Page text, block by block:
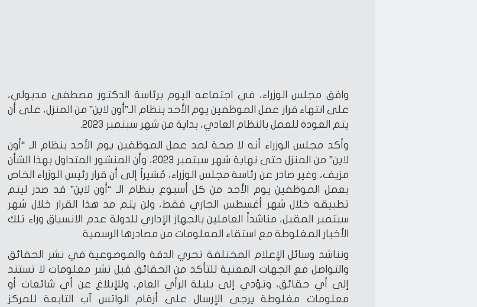
وافق مجلس الوزراء، في اجتماعه اليوم برئاسة الدكتور مصطفى مدبولي،
على انتهاء قرار عمل الموظفين يوم الأحد بنظام الـ”أون لاين” من المنزل، على أن
يتم العودة للعمل بالنظام العادي، بداية من شهر سبتمبر 2023.
وأكد مجلس الوزراء أنه لا صحة لمد عمل الموظفين يوم الأحد بنظام الـ “أون
لاين” من المنزل حتى نهاية شهر سبتمبر 2023، وأن المنشور المتداول بهذا الشأن
مزيف، وغير صادر عن رئاسة مجلس الوزراء، مُشيراً إلى أن قرار رئيس الوزراء الخاص
بعمل الموظفين يوم الأحد من كل أسبوع بنظام الـ “أون لاين” قد صدر ليتم
تطبيقه خلال شهر أغسطس الجاري فقط، ولن يتم مد هذا القرار خلال شهر
سبتمبر المقبل، مناشداً العاملين بالجهاز الإداري للدولة عدم الانسياق وراء تلك
الأخبار المغلوطة مع استقاء المعلومات من مصادرها الرسمية.
ونناشد وسائل الإعلام المختلفة تحري الدقة والموضوعية في نشر الحقائق
والتواصل مع الجهات المعنية للتأكد من الحقائق قبل نشر معلومات لا تستند
إلى أي حقائق، وتؤدي إلى بلبلة الرأي العام، وللإبلاغ عن أي شائعات أو
معلومات مغلوطة يرجى الإرسال على أرقام الواتس آب التابعة للمركز